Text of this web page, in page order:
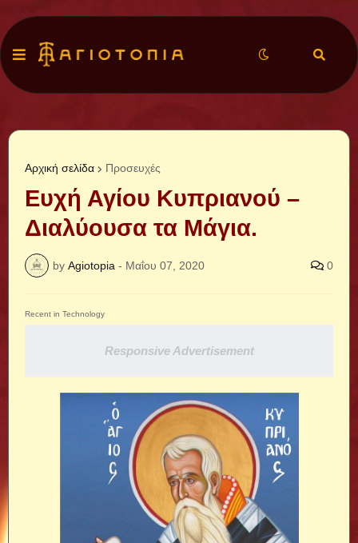
Αρχική σελίδα Προσευχές
Ευχή Αγίου Κυπριανού –
Διαλύουσα τα Μάγια.
by Agiotopia - Μαΐου 07, 2020 0
Recent in Technology
Responsive Advertisement